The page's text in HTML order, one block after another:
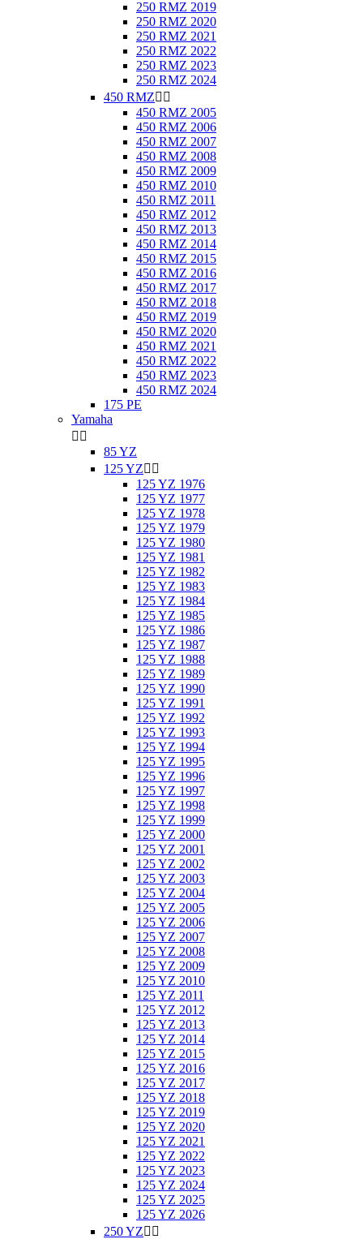
250 RMZ 2019
250 RMZ 2020
250 RMZ 2021
250 RMZ 2022
250 RMZ 2023
250 RMZ 2024
450 RMZ 
450 RMZ 2005
450 RMZ 2006
450 RMZ 2007
450 RMZ 2008
450 RMZ 2009
450 RMZ 2010
450 RMZ 2011
450 RMZ 2012
450 RMZ 2013
450 RMZ 2014
450 RMZ 2015
450 RMZ 2016
450 RMZ 2017
450 RMZ 2018
450 RMZ 2019
450 RMZ 2020
450 RMZ 2021
450 RMZ 2022
450 RMZ 2023
450 RMZ 2024
175 PE
Yamaha
 
85 YZ
125 YZ 
125 YZ 1976
125 YZ 1977
125 YZ 1978
125 YZ 1979
125 YZ 1980
125 YZ 1981
125 YZ 1982
125 YZ 1983
125 YZ 1984
125 YZ 1985
125 YZ 1986
125 YZ 1987
125 YZ 1988
125 YZ 1989
125 YZ 1990
125 YZ 1991
125 YZ 1992
125 YZ 1993
125 YZ 1994
125 YZ 1995
125 YZ 1996
125 YZ 1997
125 YZ 1998
125 YZ 1999
125 YZ 2000
125 YZ 2001
125 YZ 2002
125 YZ 2003
125 YZ 2004
125 YZ 2005
125 YZ 2006
125 YZ 2007
125 YZ 2008
125 YZ 2009
125 YZ 2010
125 YZ 2011
125 YZ 2012
125 YZ 2013
125 YZ 2014
125 YZ 2015
125 YZ 2016
125 YZ 2017
125 YZ 2018
125 YZ 2019
125 YZ 2020
125 YZ 2021
125 YZ 2022
125 YZ 2023
125 YZ 2024
125 YZ 2025
125 YZ 2026
250 YZ 